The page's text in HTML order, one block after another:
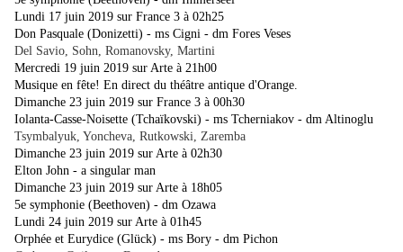
Lundi 17 juin 2019 sur France 3 à 02h25
Don Pasquale (Donizetti) - ms Cigni - dm Fores Veses
Del Savio, Sohn, Romanovsky, Martini
Mercredi 19 juin 2019 sur Arte à 21h00
Musique en fête! En direct du théâtre antique d'Orange.
Dimanche 23 juin 2019 sur France 3 à 00h30
Iolanta-Casse-Noisette (Tchaïkovski) - ms Tcherniakov - dm Altinoglu
Tsymbalyuk, Yoncheva, Rutkowski, Zaremba
Dimanche 23 juin 2019 sur Arte à 02h30
Elton John - a singular man
Dimanche 23 juin 2019 sur Arte à 18h05
5e symphonie (Beethoven) - dm Ozawa
Lundi 24 juin 2019 sur Arte à 01h45
Orphée et Eurydice (Glück) - ms Bory - dm Pichon